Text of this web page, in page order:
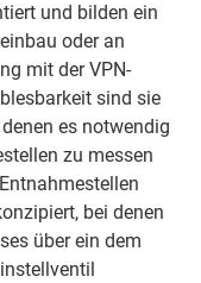
und bilden ein
oder an
mit der VPN-
sind sie
es notwendig
zu messen
bei denen
über ein dem